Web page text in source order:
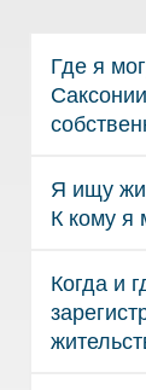
Где я
Я ищу
К кому я
Когда и